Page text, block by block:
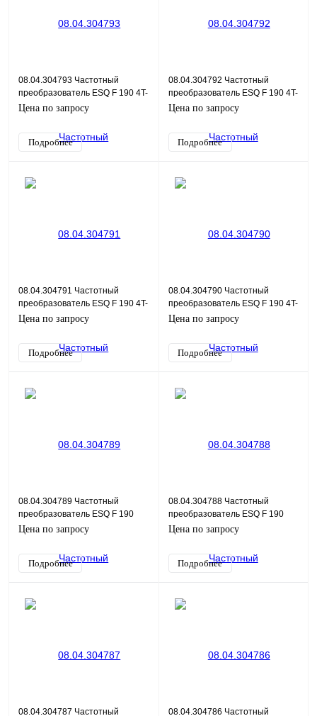
08.04.304793 Частотный
преобразователь ESQ F 190 4T-
4K
Цена по запросу
Подробнее
08.04.304792 Частотный
преобразователь ESQ F 190 4T-
2.2K
Цена по запросу
Подробнее
08.04.304791 Частотный
преобразователь ESQ F 190 4T-
1.5K
Цена по запросу
Подробнее
08.04.304790 Частотный
преобразователь ESQ F 190 4T-
0.75K
Цена по запросу
Подробнее
08.04.304789 Частотный
преобразователь ESQ F 190
2S-2.2K
Цена по запросу
Подробнее
08.04.304788 Частотный
преобразователь ESQ F 190
2S-1.5K
Цена по запросу
Подробнее
08.04.304787 Частотный 08.04.304786 Частотный